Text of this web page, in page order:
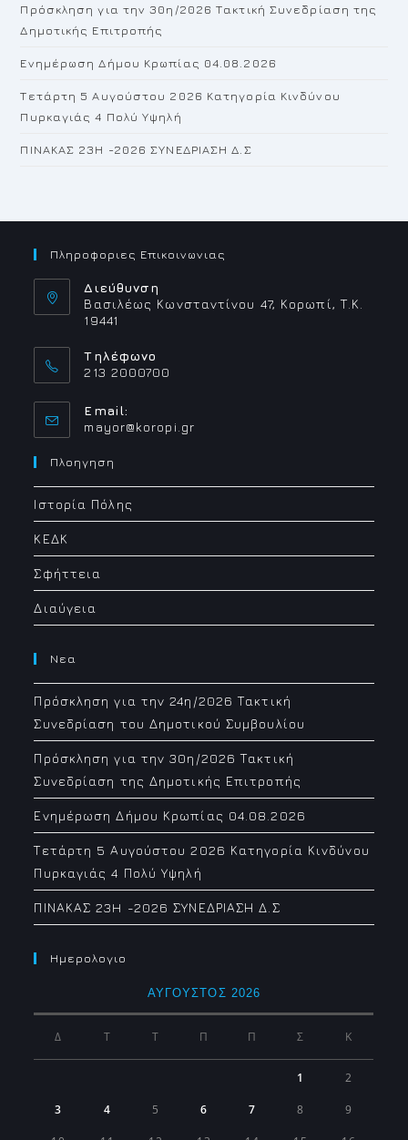
Πρόσκληση για την 30η/2026 Τακτική Συνεδρίαση της
Δημοτικής Επιτροπής
Ενημέρωση Δήμου Κρωπίας 04.08.2026
Τετάρτη 5 Αυγούστου 2026 Κατηγορία Κινδύνου
Πυρκαγιάς 4 Πολύ Υψηλή
ΠΙΝΑΚΑΣ 23H -2026 ΣΥΝΕΔΡΙΑΣΗ Δ.Σ
Πληροφοριες Επικοινωνιας
Διεύθυνση
Βασιλέως Κωνσταντίνου 47, Κορωπί, Τ.Κ.
19441
Τηλέφωνο
213 2000700
Email:
mayor@koropi.grOpens
Πλοηγηση
Ιστορία Πόλης
ΚΕΔΚ
Σφήττεια
Διαύγεια
Νεα
Πρόσκληση για την 24η/2026 Τακτική
Συνεδρίαση του Δημοτικού Συμβουλίου
Πρόσκληση για την 30η/2026 Τακτική
Συνεδρίαση της Δημοτικής Επιτροπής
Ενημέρωση Δήμου Κρωπίας 04.08.2026
Τετάρτη 5 Αυγούστου 2026 Κατηγορία Κινδύνου
Πυρκαγιάς 4 Πολύ Υψηλή
ΠΙΝΑΚΑΣ 23H -2026 ΣΥΝΕΔΡΙΑΣΗ Δ.Σ
Ημερολογιο
ΑΎΓΟΥΣΤΟΣ 2026
Δ Τ Τ Π Π Σ Κ
1 2
3 4 5 6 7 8 9